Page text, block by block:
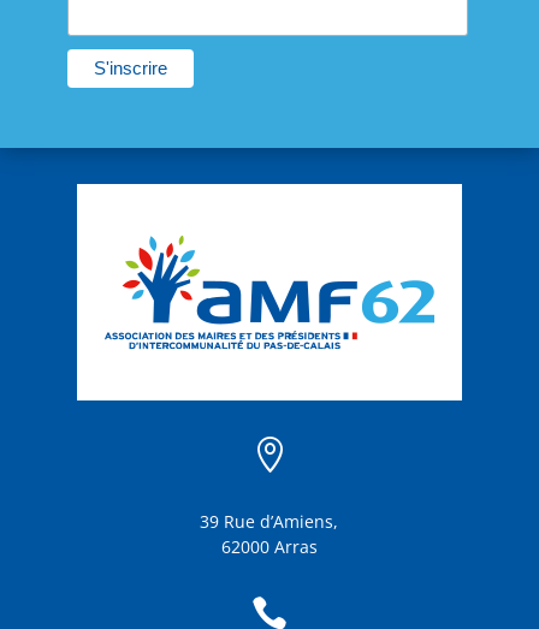

39 Rue d’Amiens,
62000 Arras
